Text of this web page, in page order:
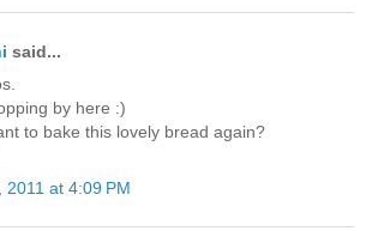
said...
by here :)
to bake this lovely bread again?
2011 at 4:09 PM